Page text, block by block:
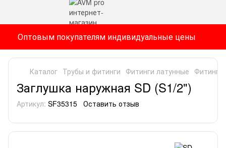
Оптовым покупателям индивидуальные цены
Каталог Трубы и фитинги Фитинги латунные Фитинги
Заглушка наружная SD (S1/2")
Артикул: SF35315 Оставить отзыв